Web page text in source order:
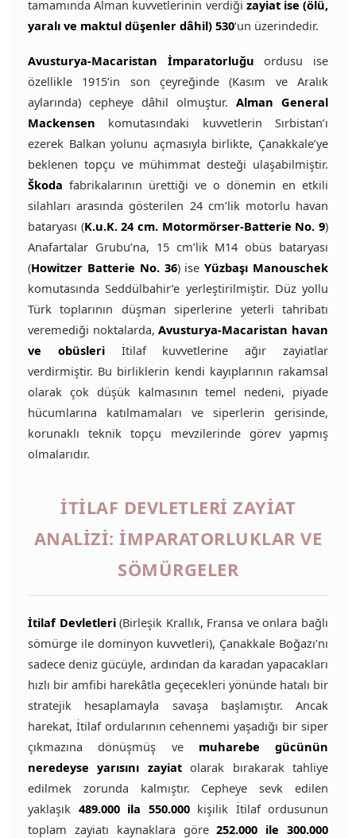
tamamında Alman kuvvetlerinin verdiği zayiat ise (ölü,
yaralı ve maktul düşenler dâhil) 530‘un üzerindedir.
Avusturya-Macaristan İmparatorluğu ordusu ise
özellikle 1915’in son çeyreğinde (Kasım ve Aralık
aylarında) cepheye dâhil olmuştur. Alman General
Mackensen komutasındaki kuvvetlerin Sırbistan’ı
ezerek Balkan yolunu açmasıyla birlikte, Çanakkale’ye
beklenen topçu ve mühimmat desteği ulaşabilmiştir.
Škoda fabrikalarının ürettiği ve o dönemin en etkili
silahları arasında gösterilen 24 cm’lik motorlu havan
bataryası (K.u.K. 24 cm. Motormörser-Batterie No. 9)
Anafartalar Grubu’na, 15 cm’lik M14 obüs bataryası
(Howitzer Batterie No. 36) iseYüzbaşı Manouschek
komutasında Seddülbahir’e yerleştirilmiştir. Düz yollu
Türk toplarının düşman siperlerine yeterli tahribatı
veremediği noktalarda,Avusturya-Macaristan havan
ve obüsleri İtilaf kuvvetlerine ağır zayiatlar
verdirmiştir. Bu birliklerin kendi kayıplarının rakamsal
olarak çok düşük kalmasının temel nedeni, piyade
hücumlarına katılmamaları ve siperlerin gerisinde,
korunaklı teknik topçu mevzilerinde görev yapmış
olmalarıdır.
İTİLAF DEVLETLERİ ZAYİAT
ANALİZİ: İMPARATORLUKLAR VE
SÖMÜRGELER
İtilaf Devletleri(Birleşik Krallık, Fransa ve onlara bağlı
sömürge ile dominyon kuvvetleri), Çanakkale Boğazı’nı
sadece deniz gücüyle, ardından da karadan yapacakları
hızlı bir amfibi harekâtla geçecekleri yönünde hatalı bir
stratejik hesaplamayla savaşa başlamıştır. Ancak
harekat, İtilaf ordularının cehennemi yaşadığı bir siper
çıkmazına dönüşmüş ve muharebe gücünün
neredeyse yarısını zayiatolarak bırakarak tahliye
edilmek zorunda kalmıştır. Cepheye sevk edilen
yaklaşık 489.000 ila 550.000kişilik İtilaf ordusunun
toplam zayiatı kaynaklara göre252.000 ile 300.000